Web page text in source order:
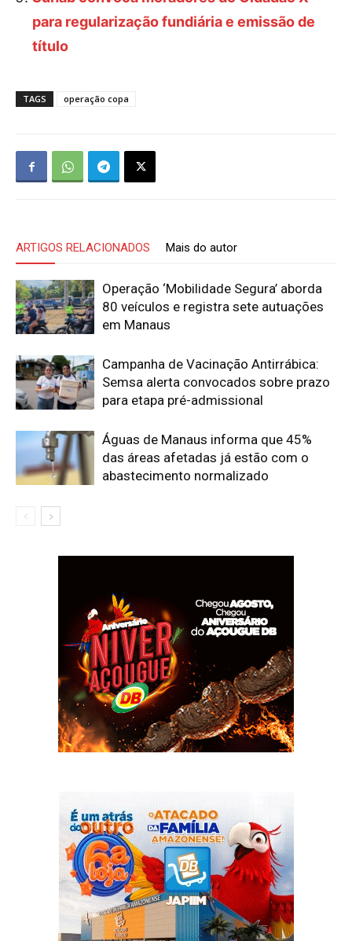
para regularização fundiária e emissão de
título
TAGS operação copa
ARTIGOS RELACIONADOS Mais do autor
Operação ‘Mobilidade Segura’ aborda
80 veículos e registra sete autuações
em Manaus
Campanha de Vacinação Antirrábica:
Semsa alerta convocados sobre prazo
para etapa pré-admissional
Águas de Manaus informa que 45%
das áreas afetadas já estão com o
abastecimento normalizado